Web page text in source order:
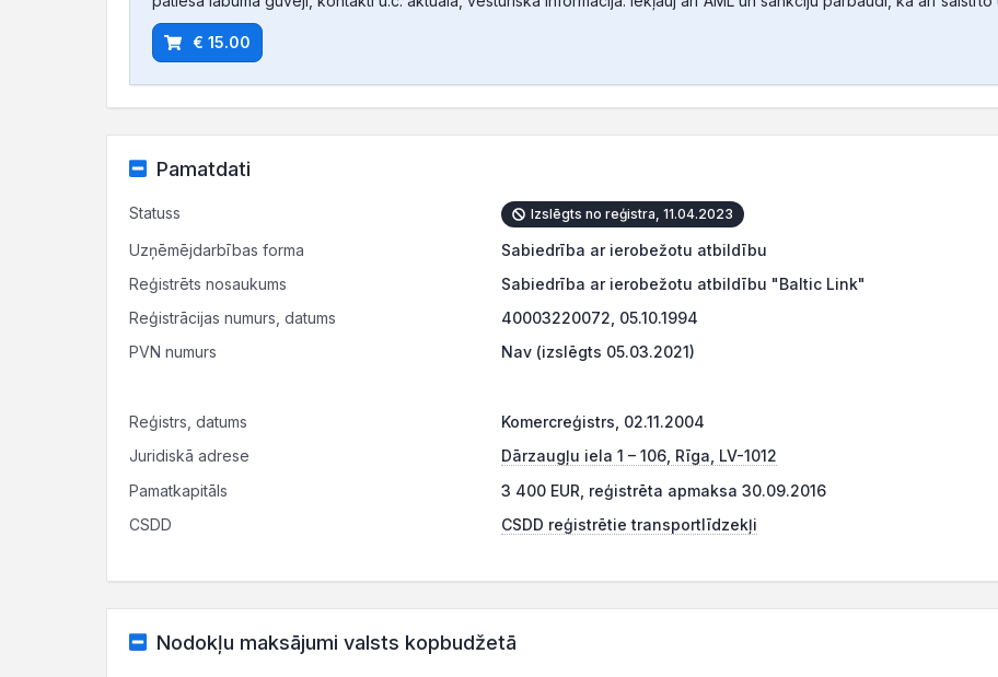
€ 15.00
Pamatdati
Statuss Izslēgts no reģistra, 11.04.2023
Uzņēmējdarbības forma
Sabiedrība ar ierobežotu atbildību
Reģistrēts nosaukums
Sabiedrība ar ierobežotu atbildību "Baltic Link"
Reģistrācijas numurs, datums
40003220072, 05.10.1994
PVN numurs
Nav (izslēgts 05.03.2021)
Reģistrs, datums
Komercreģistrs, 02.11.2004
Juridiskā adrese
Dārzaugļu iela 1 – 106, Rīga, LV-1012
Pamatkapitāls
3 400 EUR, reģistrēta apmaksa 30.09.2016
CSDD
CSDD reģistrētie transportlīdzekļi
Nodokļu maksājumi valsts kopbudžetā